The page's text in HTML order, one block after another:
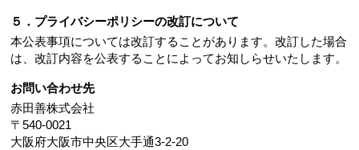
５．プライバシーポリシーの改訂について
本公表事項については改訂することがあります。改訂した場合
は、改訂内容を公表することによってお知しらせいたします。
お問い合わせ先
赤田善株式会社
〒540-0021
大阪府大阪市中央区大手通3-2-20